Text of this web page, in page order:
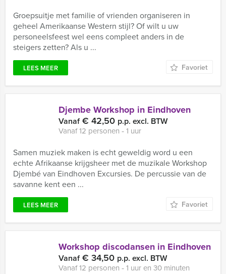
Groepsuitje met familie of vrienden organiseren in
geheel Amerikaanse Western stijl? Of wilt u uw
personeelsfeest wel eens compleet anders in de
steigers zetten? Als u ...
LEES MEER Favoriet
Djembe Workshop in Eindhoven
Vanaf€ 42,50 p.p. excl. BTW
Vanaf 12 personen ‐ 1 uur
Samen muziek maken is echt geweldig word u een
echte Afrikaanse krijgsheer met de muzikale Workshop
Djembé van Eindhoven Excursies. De percussie van de
savanne kent een ...
LEES MEER Favoriet
Workshop discodansen in Eindhoven
Vanaf€ 34,50 p.p. excl. BTW
Vanaf 12 personen ‐ 1 uur en 30 minuten